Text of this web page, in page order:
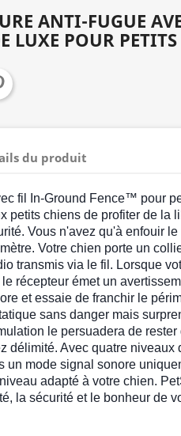
ANTI-FUGUE
LUXE POUR
du produit
fil In-Ground Fence™ pour
petits chiens de profiter de la
Vous n'avez qu'à enfouir
Votre chien porte un
transmis via le fil. Lorsque
récepteur émet un
et essaie de franchir le
sans danger mais
le persuadera de rester
délimité. Avec quatre niveaux
un mode signal sonore
adapté à votre chien.
la sécurité et le bonheur de